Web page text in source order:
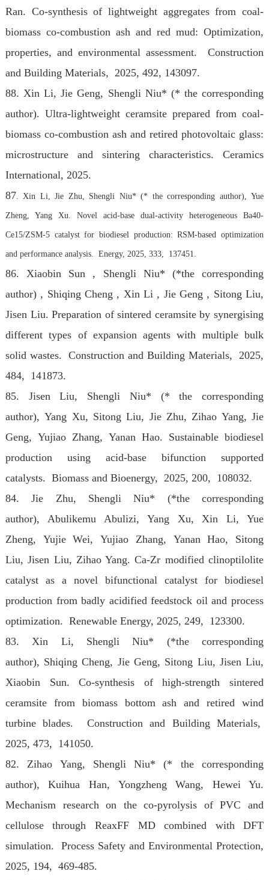
Ran. Co-synthesis of lightweight aggregates from coal-
biomass co-combustion ash and red mud: Optimization,
properties, and environmental assessment. Construction
and Building Materials, 2025, 492, 143097.
88. Xin Li, Jie Geng, Shengli Niu* (* the corresponding
author). Ultra-lightweight ceramsite prepared from coal-
biomass co-combustion ash and retired photovoltaic glass:
microstructure and sintering characteristics. Ceramics
International, 2025.
87. Xin Li, Jie Zhu, Shengli Niu* (* the corresponding author), Yue
Zheng, Yang Xu. Novel acid-base dual-activity heterogeneous Ba40-
Ce15/ZSM-5 catalyst for biodiesel production: RSM-based optimization
and performance analysis. Energy, 2025, 333, 137451.
86. Xiaobin Sun , Shengli Niu* (*the corresponding
author) , Shiqing Cheng , Xin Li , Jie Geng , Sitong Liu,
Jisen Liu. Preparation of sintered ceramsite by synergising
different types of expansion agents with multiple bulk
solid wastes. Construction and Building Materials, 2025,
484, 141873.
85. Jisen Liu, Shengli Niu* (* the corresponding
author), Yang Xu, Sitong Liu, Jie Zhu, Zihao Yang, Jie
Geng, Yujiao Zhang, Yanan Hao. Sustainable biodiesel
production using acid-base bifunction supported
catalysts. Biomass and Bioenergy, 2025, 200, 108032.
84. Jie Zhu, Shengli Niu* (*the corresponding
author), Abulikemu Abulizi, Yang Xu, Xin Li, Yue
Zheng, Yujie Wei, Yujiao Zhang, Yanan Hao, Sitong
Liu, Jisen Liu, Zihao Yang. Ca-Zr modified clinoptilolite
catalyst as a novel bifunctional catalyst for biodiesel
production from badly acidified feedstock oil and process
optimization. Renewable Energy, 2025, 249, 123300.
83. Xin Li, Shengli Niu* (*the corresponding
author), Shiqing Cheng, Jie Geng, Sitong Liu, Jisen Liu,
Xiaobin Sun. Co-synthesis of high-strength sintered
ceramsite from biomass bottom ash and retired wind
turbine blades. Construction and Building Materials,
2025, 473, 141050.
82. Zihao Yang, Shengli Niu* (* the corresponding
author), Kuihua Han, Yongzheng Wang, Hewei Yu.
Mechanism research on the co-pyrolysis of PVC and
cellulose through ReaxFF MD combined with DFT
simulation. Process Safety and Environmental Protection,
2025, 194, 469-485.